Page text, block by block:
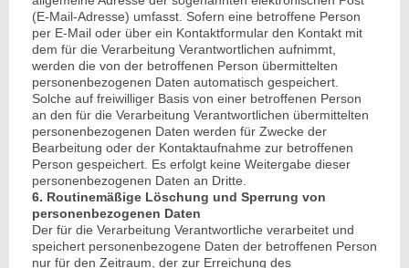
(E-Mail-Adresse) umfasst. Sofern eine betroffene Person
per E-Mail oder über ein Kontaktformular den Kontakt mit
dem für die Verarbeitung Verantwortlichen aufnimmt,
werden die von der betroffenen Person übermittelten
personenbezogenen Daten automatisch gespeichert.
Solche auf freiwilliger Basis von einer betroffenen Person
an den für die Verarbeitung Verantwortlichen übermittelten
personenbezogenen Daten werden für Zwecke der
Bearbeitung oder der Kontaktaufnahme zur betroffenen
Person gespeichert. Es erfolgt keine Weitergabe dieser
personenbezogenen Daten an Dritte.
6. Routinemäßige Löschung und Sperrung von
personenbezogenen Daten
Der für die Verarbeitung Verantwortliche verarbeitet und
speichert personenbezogene Daten der betroffenen Person
nur für den Zeitraum, der zur Erreichung des